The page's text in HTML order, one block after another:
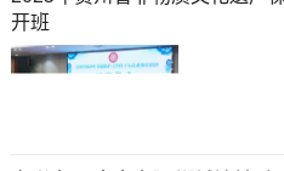
开班